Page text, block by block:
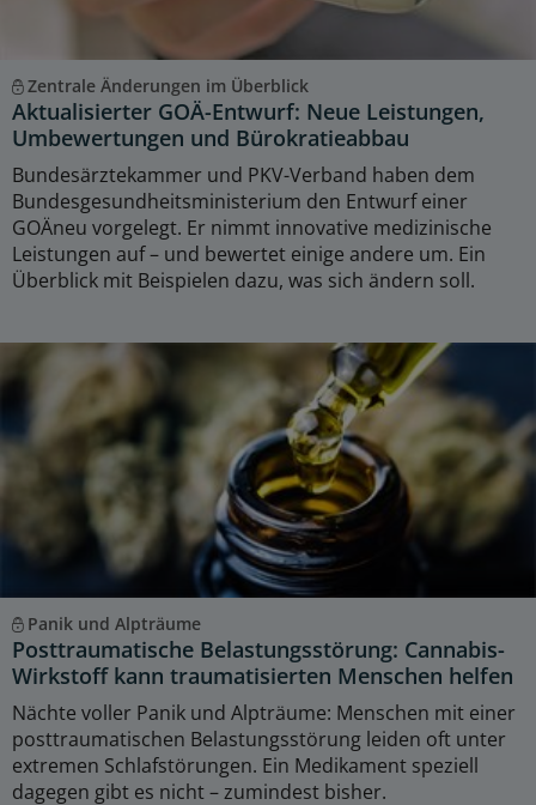
Zentrale Änderungen im Überblick
Aktualisierter GOÄ-Entwurf: Neue Leistungen,
Umbewertungen und Bürokratieabbau
Bundesärztekammer und PKV-Verband haben dem
Bundesgesundheitsministerium den Entwurf einer
GOÄneu vorgelegt. Er nimmt innovative medizinische
Leistungen auf – und bewertet einige andere um. Ein
Überblick mit Beispielen dazu, was sich ändern soll.
Panik und Alpträume
Posttraumatische Belastungsstörung: Cannabis-
Wirkstoff kann traumatisierten Menschen helfen
Nächte voller Panik und Alpträume: Menschen mit einer
posttraumatischen Belastungsstörung leiden oft unter
extremen Schlafstörungen. Ein Medikament speziell
dagegen gibt es nicht – zumindest bisher.